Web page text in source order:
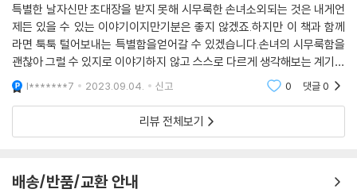
금이도 할머니 집에 오기 전에는 종종 혼자일 때가 많았어요. 그래서 그 기
분을 알 거 같았어요. 혼자일 때는 무서운 생각만 자꾸 떠올라 자주 얼굴을
찡그렸는데 사람들은 그런 줄도 모르고 금이에게 심통이 났다고 했어요.
금이는 용기를 내 할아버지에게 배달을 가기로 했어요. 할아버지가 외롭지
않기를 바라면서요.
그러자 화가 난 목소리로 할아버지가 나타났어요. 삐걱 대문소리와 함께
특별한 날자신만 초대장을 받지 못해 시무룩한 손녀소외되는 것은 내게언
제든 있을 수 있는 이야기이지만기분은 좋지 않겠죠.하지만 이 책과 함께
라면 툭툭 털어보내는 특별함을얻어갈 수 있겠습니다.손녀의 시무룩함을
괜찮아 그럴 수 있지로 이야기하지 않고 스스로 다르게 생각해보는 계기를
만들어주는특별한 이야기입니다.소외된 아이의 이런 모습을 지켜봐야하
는 것은 때론 어른들
l*******7 2023.09.04. 신고 0 댓글0
리뷰 전체보기
배송/반품/교환 안내